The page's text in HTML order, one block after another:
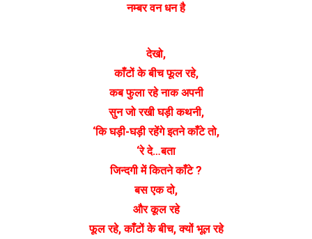
नम्बर वन धन है
देखो,
काँटों के बीच फूल रहे,
कब फुला रहे नाक अपनी
सुन जो रखी घड़ी कथनी,
‘कि घड़ी-घड़ी रहेंगे इतने काँटे तो,
‘रे दे…बता
जिन्दगी में कितने काँटे ?
बस एक दो,
और कूल रहे
फूल रहे, काँटों के बीच, क्यों भूल रहे